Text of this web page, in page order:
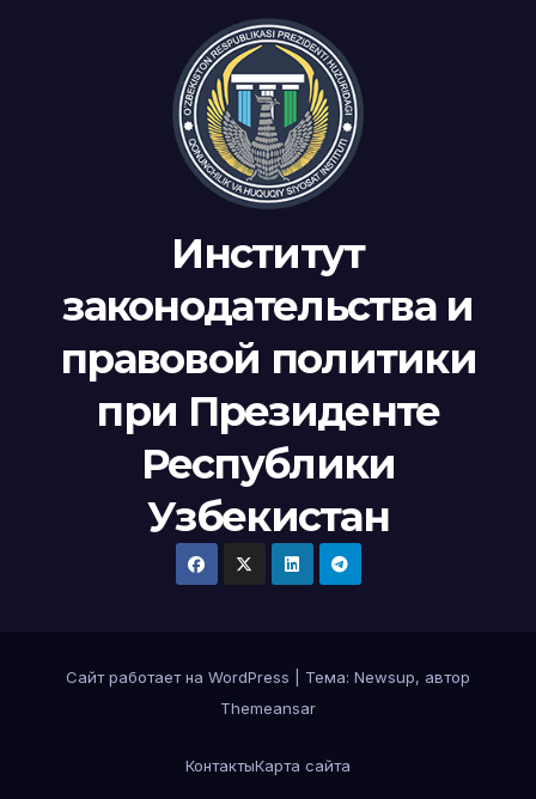
Институт
законодательства и
правовой политики
при Президенте
Республики
Узбекистан
Сайт работает на WordPress Тема: Newsup, автор
Themeansar
КонтактыКарта сайта